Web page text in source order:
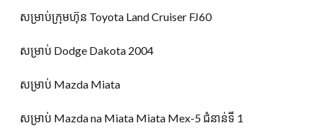
សម្រាប់ក្រុមហ៊ុន Toyota Land Cruiser FJ60
សម្រាប់ Dodge Dakota 2004
សម្រាប់ Mazda Miata
សម្រាប់ Mazda na Miata Miata Mex-5 ជំនាន់ទី 1